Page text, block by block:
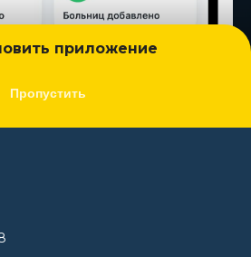
приложение
Пропустить